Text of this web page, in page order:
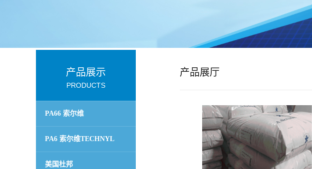
产品展示
PRODUCTS
PA66 索尔维
TECHNYL
PA6 索尔维TECHNYL
美国杜邦
产品展厅